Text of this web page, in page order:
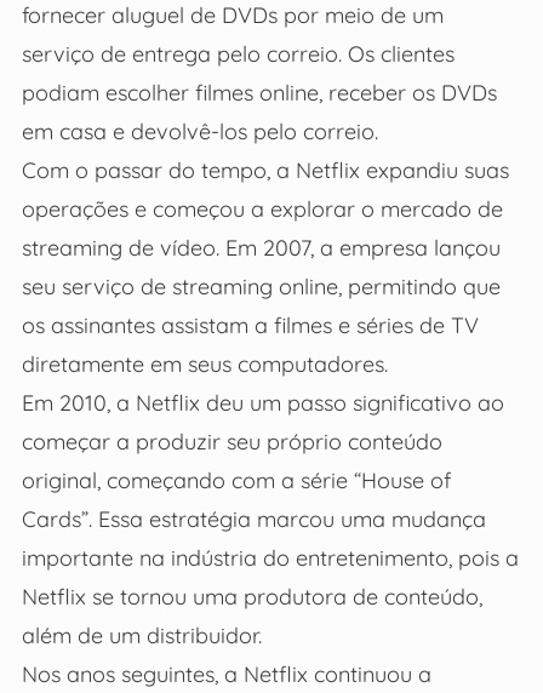
fornecer aluguel de DVDs por meio de um
serviço de entrega pelo correio. Os clientes
podiam escolher filmes online, receber os DVDs
em casa e devolvê-los pelo correio.
Com o passar do tempo, a Netflix expandiu suas
operações e começou a explorar o mercado de
streaming de vídeo. Em 2007, a empresa lançou
seu serviço de streaming online, permitindo que
os assinantes assistam a filmes e séries de TV
diretamente em seus computadores.
Em 2010, a Netflix deu um passo significativo ao
começar a produzir seu próprio conteúdo
original, começando com a série “House of
Cards”. Essa estratégia marcou uma mudança
importante na indústria do entretenimento, pois a
Netflix se tornou uma produtora de conteúdo,
além de um distribuidor.
Nos anos seguintes, a Netflix continuou a